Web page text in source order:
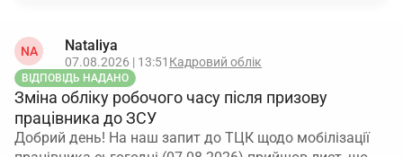
NA Nataliya
07.08.2026 | 13:51 Кадровий облік
ВІДПОВІДЬ НАДАНО
Зміна обліку робочого часу після призову
працівника до ЗСУ
Добрий день! На наш запит до ТЦК щодо мобілізації